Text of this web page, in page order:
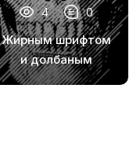
4 0
Жирным шрифтом
и долбаным
курсивом